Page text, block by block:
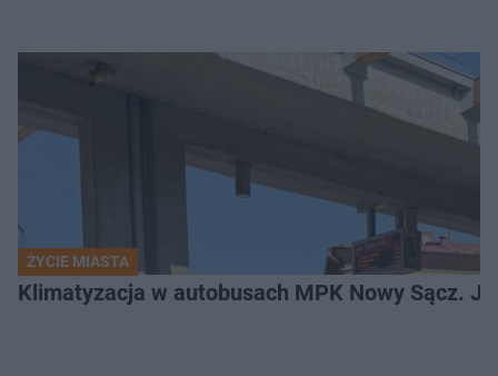
ŻYCIE MIASTA
Klimatyzacja w autobusach MPK Nowy Sącz.